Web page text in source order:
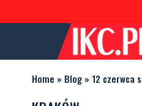
Home » Blog » 12 czerwca